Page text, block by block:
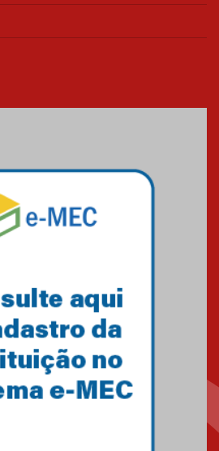
realizará nova edição da Feira
04.08.2026
Mackenzie recepciona os
calouros do segundo semestre
Como o Colégio Mackenzie
Brasília prepara seus
estudantes para o PAS antes
mesmo do Ensino Médio